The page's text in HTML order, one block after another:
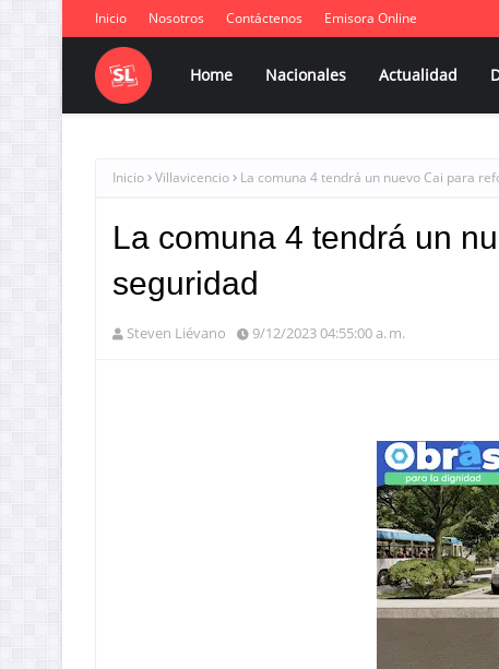
Inicio Nosotros Contáctenos Emisora Online
Home Nacionales Actualidad
Inicio Villavicencio La comuna 4 tendrá un nuevo Cai para
La comuna 4 tendrá un
seguridad
Steven Liévano 9/12/2023 04:55:00 a. m.